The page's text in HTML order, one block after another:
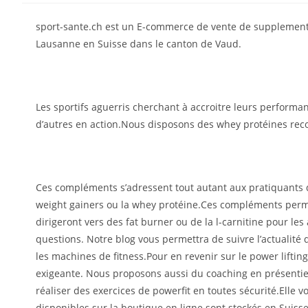
sport-sante.ch est un E-commerce de vente de
Lausanne en Suisse dans le canton de Vaud.
Les sportifs aguerris cherchant à accroitre leurs
d’autres en action.Nous disposons des whey protéines
Ces compléments s’adressent tout autant aux
weight gainers ou la whey protéine.Ces compléments
dirigeront vers des fat burner ou de la l-carnitine pour les
questions. Notre blog vous permettra de suivre
les machines de fitness.Pour en revenir sur le power
exigeante. Nous proposons aussi du coaching en
réaliser des exercices de powerfit en toutes sécurité.Elle